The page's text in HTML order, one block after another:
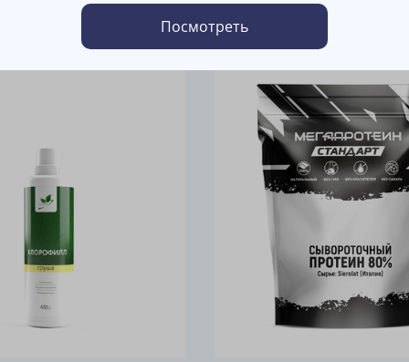
3 200 руб
от 2 500 руб
Посмотреть